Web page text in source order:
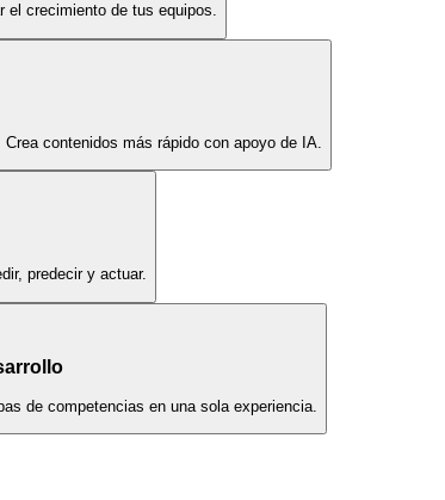
el crecimiento de tus equipos.
contenidos más rápido con apoyo de IA.
predecir y actuar.
de competencias en una sola experiencia.